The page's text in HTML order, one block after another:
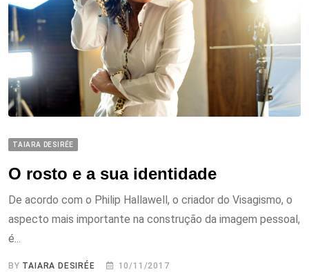
TAIARA DESIRÉE
O rosto e a sua identidade
De acordo com o Philip Hallawell, o criador do Visagismo, o
aspecto mais importante na construção da imagem pessoal,
é...
BY TAIARA DESIRÉE 10/11/2017